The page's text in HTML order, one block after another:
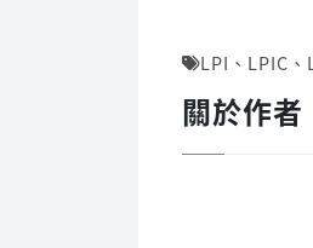
LPI 、 LPIC 、
關於作者